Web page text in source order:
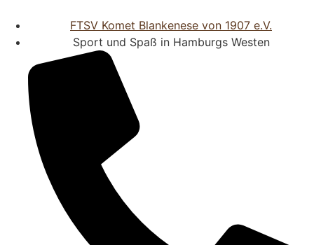
FTSV Komet Blankenese von 1907 e.V.
Sport und Spaß in Hamburgs Westen